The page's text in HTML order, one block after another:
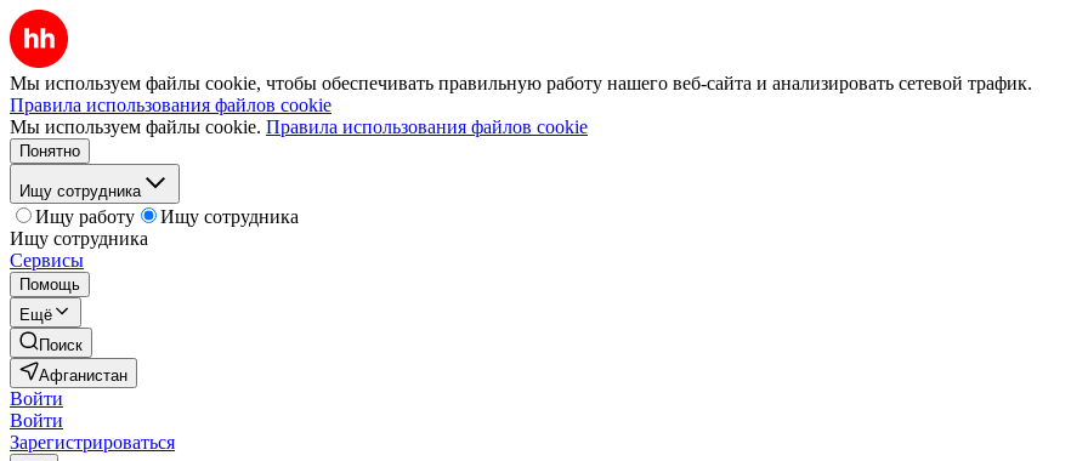
Мы используем файлы cookie, чтобы обеспечивать правильную работу нашего веб-сайта и анализировать сетевой трафик.
Правила использования файлов cookie
Мы используем файлы cookie. Правила использования файлов cookie
Понятно
Ищу сотрудника
Ищу работу
Ищу сотрудника
Ищу сотрудника
Сервисы
Помощь
Ещё
Поиск
Афганистан
Войти
Войти
Зарегистрироваться